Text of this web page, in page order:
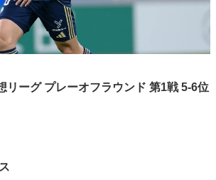
リーグ プレーオフラウンド 第1戦 5-6位